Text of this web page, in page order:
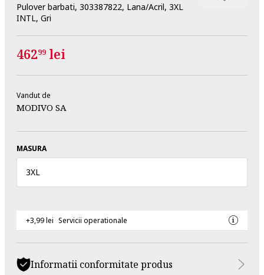
Pulover barbati, 303387822, Lana/Acril, 3XL
INTL, Gri
46299 lei
Vandut de
MODIVO SA
MASURA
3XL
+3,99 lei Servicii operationale
Informatii conformitate produs